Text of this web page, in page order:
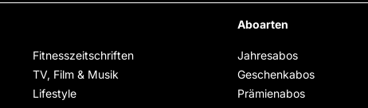
Fitnesszeitschriften
TV, Film & Musik
Lifestyle
Aboarten
Jahresabos
Geschenkabos
Prämienabos